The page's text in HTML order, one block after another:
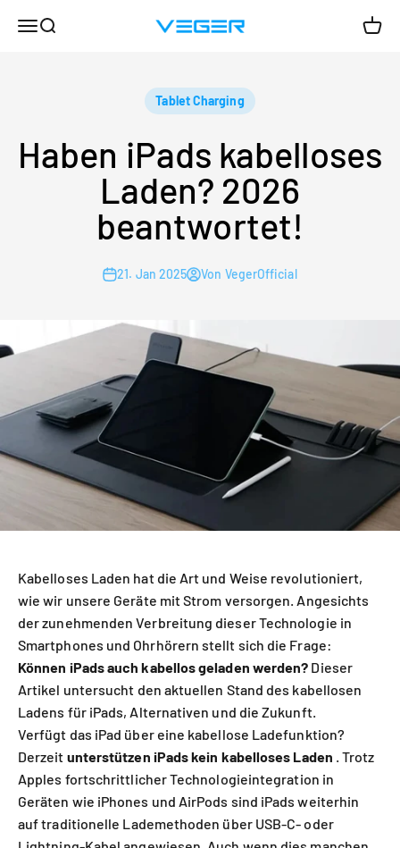
MenüSuche VEGER
Tablet Charging
Haben iPads kabelloses
Laden? 2026
beantwortet!
21. Jan 2025 Von VegerOfficial
Kabelloses Laden hat die Art und Weise revolutioniert,
wie wir unsere Geräte mit Strom versorgen. Angesichts
der zunehmenden Verbreitung dieser Technologie in
Smartphones und Ohrhörern stellt sich die Frage:
Können iPads auch kabellos geladen werden? Dieser
Artikel untersucht den aktuellen Stand des kabellosen
Ladens für iPads, Alternativen und die Zukunft.
Verfügt das iPad über eine kabellose Ladefunktion?
Derzeit unterstützen iPads kein kabelloses Laden . Trotz
Apples fortschrittlicher Technologieintegration in
Geräten wie iPhones und AirPods sind iPads weiterhin
auf traditionelle Lademethoden über USB-C- oder